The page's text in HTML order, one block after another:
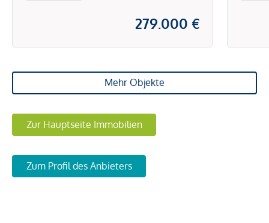
279.000 €
Mehr Objekte
Zur Hauptseite Immobilien
Zum Profil des Anbieters